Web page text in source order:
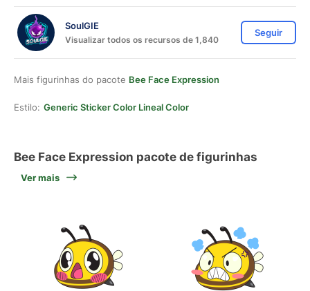
SoulGIE
Visualizar todos os recursos de 1,840
Seguir
Mais figurinhas do pacote Bee Face Expression
Estilo: Generic Sticker Color Lineal Color
Bee Face Expression pacote de figurinhas
Ver mais